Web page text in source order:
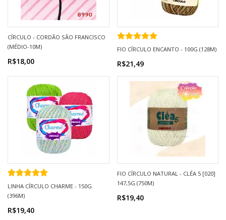
CÍRCULO - CORDÃO SÃO FRANCISCO
(MÉDIO-10M)
R$18,00
FIO CÍRCULO ENCANTO - 100G (128M)
R$21,49
LINHA CÍRCULO CHARME - 150G
(396M)
R$19,40
FIO CÍRCULO NATURAL - CLÉA 5 [020]
147,5G (750M)
R$19,40